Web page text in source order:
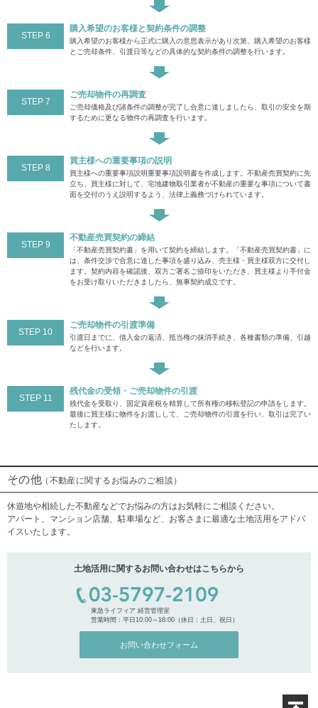
STEP 6
購入希望のお客様と契約条件の調整
購入希望のお客様から正式に購入の意思表示があり次第、購入希望のお客様
とご売却条件、引渡日等などの具体的な契約条件の調整を行います。
STEP 7
ご売却物件の再調査
ご売却価格及び諸条件の調整が完了し合意に達しましたら、取引の安全を期
するために更なる物件の再調査を行います。
STEP 8
買主様への重要事項の説明
買主様への重要事項説明重要事項説明書を作成します。不動産売買契約に先
立ち、買主様に対して、宅地建物取引業者が不動産の重要な事項について書
面を交付のうえ説明するよう、法律上義務づけられています。
STEP 9
不動産売買契約の締結
「不動産売買契約書」を用いて契約を締結します。「不動産売買契約書」に
は、条件交渉で合意に達した事項を盛り込み、売主様・買主様双方に交付し
ます。契約内容を確認後、双方ご署名ご捺印をいただき、買主様より手付金
をお受け取りいただきましたら、無事契約成立です。
STEP 10
ご売却物件の引渡準備
引渡日までに、借入金の返済、抵当権の抹消手続き、各種書類の準備、引越
などを行います。
STEP 11
残代金の受領・ご売却物件の引渡
残代金を受取り、固定資産税を精算して所有権の移転登記の申請をします。
最後に買主様に物件をお渡しして、ご売却物件の引渡を行い、取引は完了い
たします。
その他（不動産に関するお悩みのご相談）
休遊地や相続した不動産などでお悩みの方はお気軽にご相談ください。
アパート、マンション店舗、駐車場など、お客さまに最適な土地活用をアドバ
イスいたします。
土地活用に関するお問い合わせはこちらから
東急ライフィア 経営管理室
営業時間：平日10:00～18:00（休日：土日、祝日）
お問い合わせフォーム